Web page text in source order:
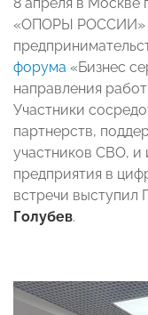
«ОПОРЫ РОССИИ»
форума «Бизнес
направления
Участники
партнерств,
участников СВО, и
предприятия в
встречи выступил
Голубев.